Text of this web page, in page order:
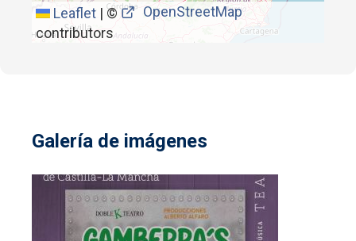
Leaflet | ©
OpenStreetMap
contributors
Galería de imágenes